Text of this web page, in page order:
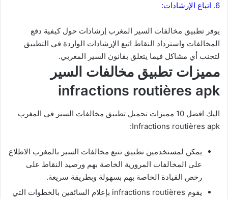
6. اتباع الإرشادات:
يوفر تطبيق مخالفات السير المغرب إرشادات حول كيفية دفع
المخالفات واسترداد النقاط اتبع الإرشادات الواردة في التطبيق
لتجنب أي مشاكل فيما يتعلق بقانون السير المغربي.
مميزات تطبيق مخالفات السير
infractions routières apk
اليك افضل 10 مميزات تحميل تطبيق مخالفات السير في المغرب
Infractions routières apk:
يمكن لمستخدمين تطبيق تتبع مخالفات السير بالمغرب الاطلاع
على المخالفات المرورية الخاصة بهم ورصيد النقاط على
رخص القيادة الخاصة بهم بسهولة وبطريقة سريعة.
يقوم infractions routières بإعلام السائقين بالخطوات التي